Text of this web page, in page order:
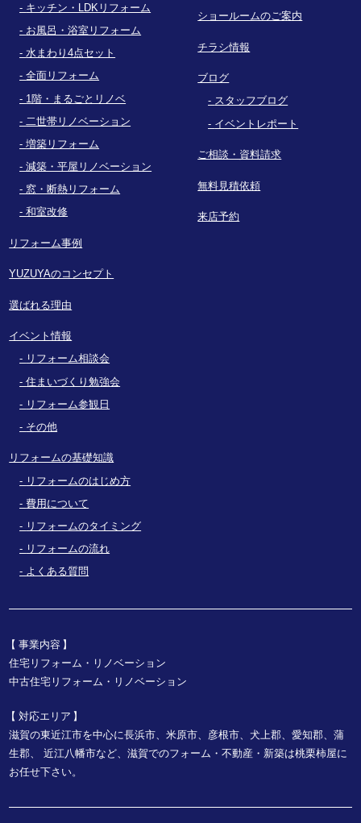
キッチン・LDKリフォーム
お風呂・浴室リフォーム
水まわり4点セット
全面リフォーム
1階・まるごとリノベ
二世帯リノベーション
増築リフォーム
減築・平屋リノベーション
窓・断熱リフォーム
和室改修
リフォーム事例
YUZUYAのコンセプト
選ばれる理由
イベント情報
リフォーム相談会
住まいづくり勉強会
リフォーム参観日
その他
リフォームの基礎知識
リフォームのはじめ方
費用について
リフォームのタイミング
リフォームの流れ
よくある質問
ショールームのご案内
チラシ情報
ブログ
スタッフブログ
イベントレポート
ご相談・資料請求
無料見積依頼
来店予約
事業内容
住宅リフォーム・リノベーション
中古住宅リフォーム・リノベーション
対応エリア
滋賀の東近江市を中心に長浜市、米原市、彦根市、犬上郡、愛知郡、蒲
生郡、
近江八幡市など、滋賀でのフォーム・不動産・新築は桃栗柿屋に
お任せ下さい。